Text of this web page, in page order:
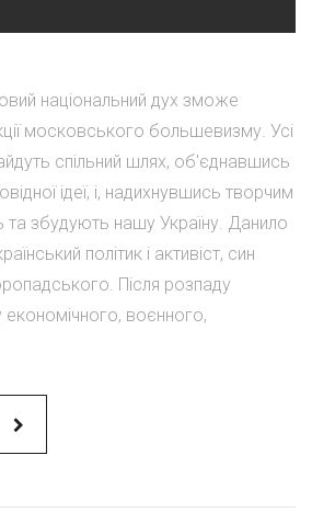
національний дух зможе
московського большевизму. Усі
спільний шлях, об'єднавшись
ідеї, і, надихнувшись творчим
та збудують нашу Україну. Данило
політик і активіст, син
Після розпаду
воєнного,